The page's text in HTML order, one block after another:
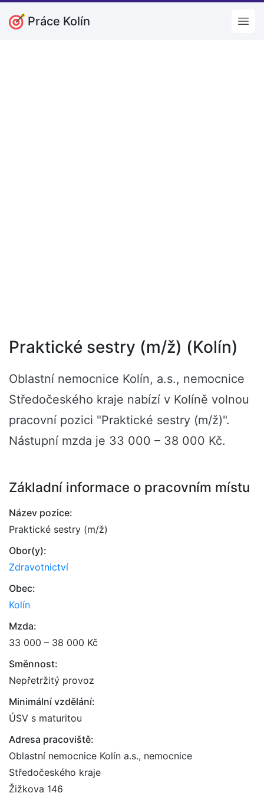
Práce Kolín
Praktické sestry (m/ž) (Kolín)
Oblastní nemocnice Kolín, a.s., nemocnice
Středočeského kraje nabízí v Kolíně volnou
pracovní pozici "Praktické sestry (m/ž)".
Nástupní mzda je 33 000 – 38 000 Kč.
Základní informace o pracovním místu
Název pozice:
Praktické sestry (m/ž)
Obor(y):
Zdravotnictví
Obec:
Kolín
Mzda:
33 000 – 38 000 Kč
Směnnost:
Nepřetržitý provoz
Minimální vzdělání:
ÚSV s maturitou
Adresa pracoviště:
Oblastní nemocnice Kolín a.s., nemocnice
Středočeského kraje
Žižkova 146